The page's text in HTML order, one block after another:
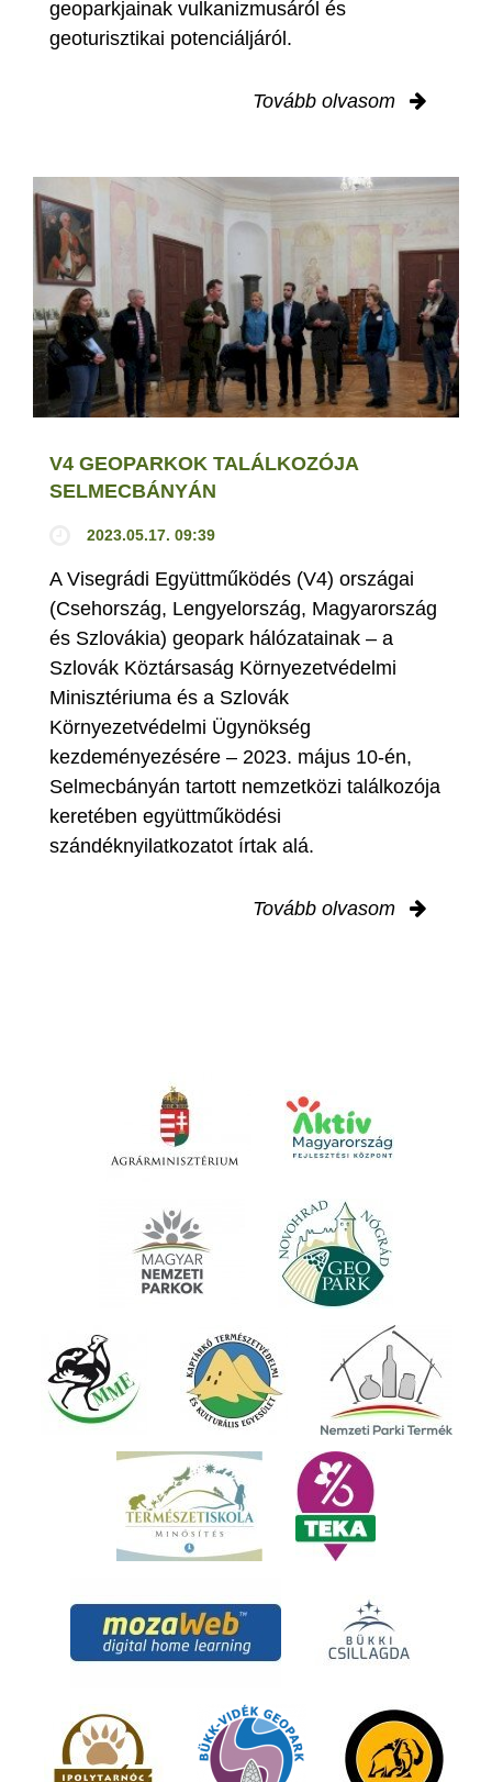
geoparkjainak vulkanizmusáról és
geoturisztikai potenciáljáról.
Tovább olvasom
V4 GEOPARKOK TALÁLKOZÓJA
SELMECBÁNYÁN
2023.05.17. 09:39
A Visegrádi Együttműködés (V4) országai
(Csehország, Lengyelország, Magyarország
és Szlovákia) geopark hálózatainak – a
Szlovák Köztársaság Környezetvédelmi
Minisztériuma és a Szlovák
Környezetvédelmi Ügynökség
kezdeményezésére – 2023. május 10-én,
Selmecbányán tartott nemzetközi találkozója
keretében együttműködési
szándéknyilatkozatot írtak alá.
Tovább olvasom